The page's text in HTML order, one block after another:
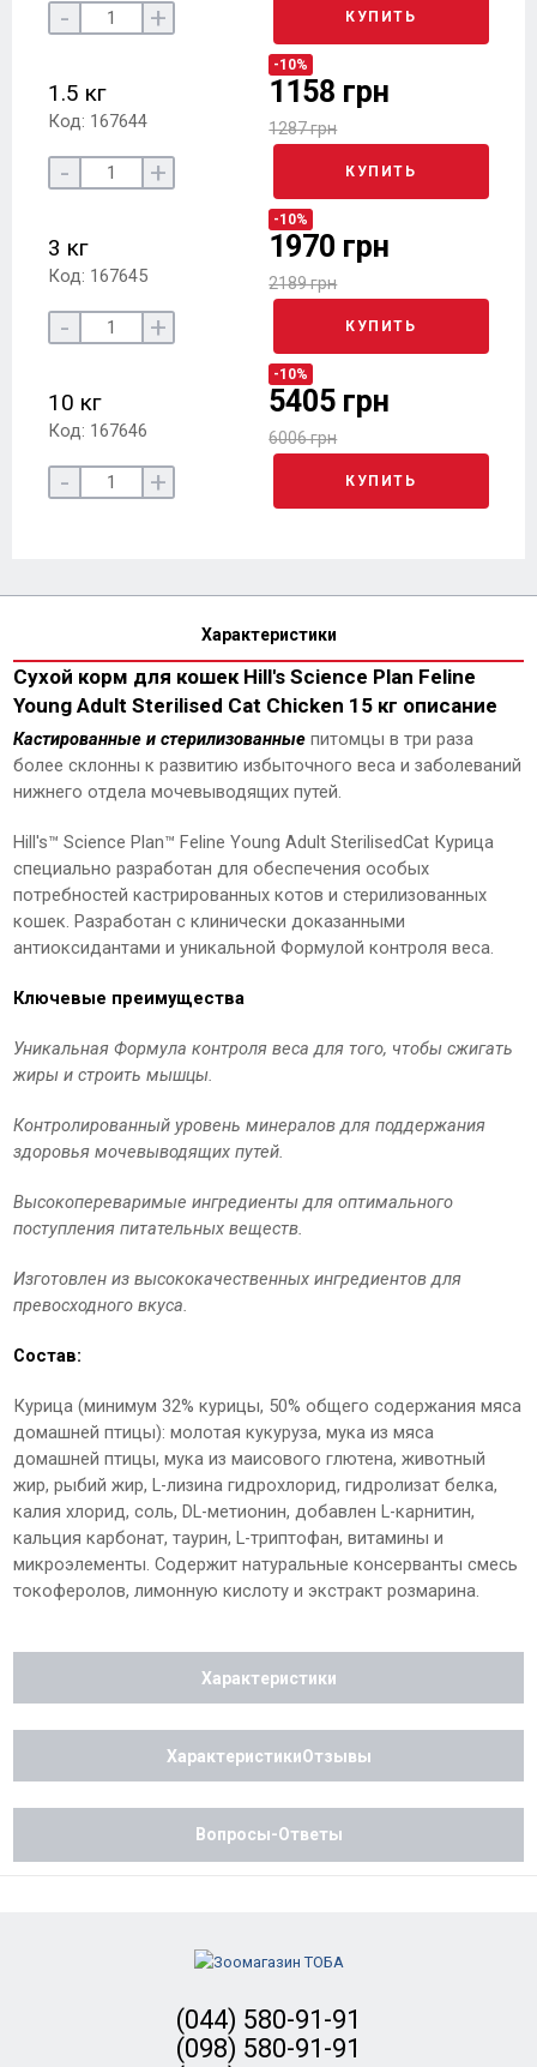
- + КУПИТЬ
1.5 кг
Код: 167644
-10%
1158 грн
1287 грн
- + КУПИТЬ
3 кг
Код: 167645
-10%
1970 грн
2189 грн
- + КУПИТЬ
10 кг
Код: 167646
-10%
5405 грн
6006 грн
- + КУПИТЬ
Характеристики
Сухой корм для кошек Hill's Science Plan Feline
Young Adult Sterilised Cat Chicken 15 кг описание
Кастированные и стерилизованные питомцы в три раза
более склонны к развитию избыточного веса и заболеваний
нижнего отдела мочевыводящих путей.
Hill's™ Science Plan™ Feline Young Adult SterilisedCat Курица
специально разработан для обеспечения особых
потребностей кастрированных котов и стерилизованных
кошек. Разработан с клинически доказанными
антиоксидантами и уникальной Формулой контроля веса.
Ключевые преимущества
Уникальная Формула контроля веса для того, чтобы сжигать
жиры и строить мышцы.
Контролированный уровень минералов для поддержания
здоровья мочевыводящих путей.
Высокопереваримые ингредиенты для оптимального
поступления питательных веществ.
Изготовлен из высококачественных ингредиентов для
превосходного вкуса.
Состав:
Курица (минимум 32% курицы, 50% общего содержания мяса
домашней птицы): молотая кукуруза, мука из мяса
домашней птицы, мука из маисового глютена, животный
жир, рыбий жир, L-лизина гидрохлорид, гидролизат белка,
калия хлорид, соль, DL-метионин, добавлен L-карнитин,
кальция карбонат, таурин, L-триптофан, витамины и
микроэлементы. Содержит натуральные консерванты смесь
токоферолов, лимонную кислоту и экстракт розмарина.
Характеристики
ХарактеристикиОтзывы
Вопросы-Ответы
(044) 580-91-91
(098) 580-91-91